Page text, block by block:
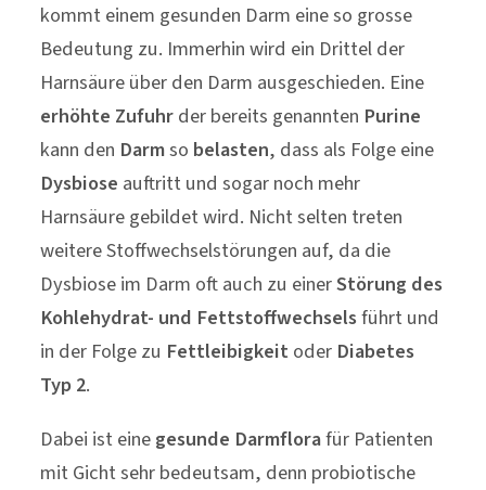
kommt einem gesunden Darm eine so grosse
Bedeutung zu. Immerhin wird ein Drittel der
Harnsäure über den Darm ausgeschieden. Eine
erhöhte Zufuhrder bereits genannten Purine
kann den Darmso belasten, dass als Folge eine
Dysbiose auftritt und sogar noch mehr
Harnsäure gebildet wird. Nicht selten treten
weitere Stoffwechselstörungen auf, da die
Dysbiose im Darm oft auch zu einerStörung des
Kohlehydrat- und Fettstoffwechselsführt und
in der Folge zu Fettleibigkeitoder Diabetes
Typ 2.
Dabei ist einegesunde Darmflorafür Patienten
mit Gicht sehr bedeutsam, denn probiotische